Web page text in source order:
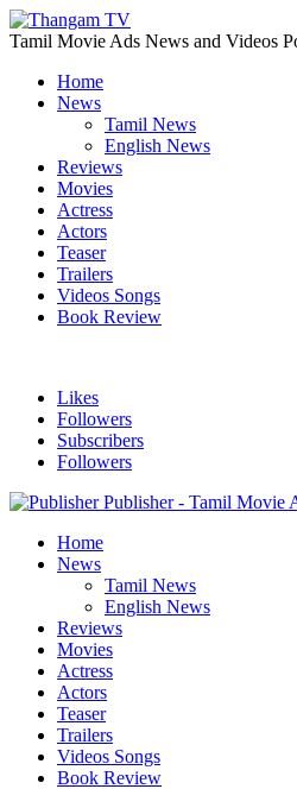
Tamil Movie Ads News and Videos
Home
News
Tamil News
English News
Reviews
Movies
Actress
Actors
Teaser
Trailers
Videos Songs
Book Review
Likes
Followers
Subscribers
Followers
Publisher - Tamil Movie
Home
News
Tamil News
English News
Reviews
Movies
Actress
Actors
Teaser
Trailers
Videos Songs
Book Review